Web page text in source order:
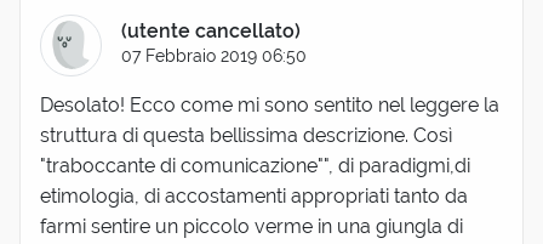
(utente cancellato)
07 Febbraio 2019 06:50
Desolato! Ecco come mi sono sentito nel leggere la
struttura di questa bellissima descrizione. Così
"traboccante di comunicazione"", di paradigmi,di
etimologia, di accostamenti appropriati tanto da
farmi sentire un piccolo verme in una giungla di